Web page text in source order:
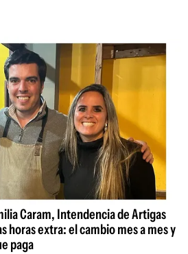
Caram, Intendencia de Artigas
horas extra: el cambio mes a mes y
paga